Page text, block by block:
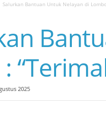
Salurkan Bantuan Untuk Nelayan di
2025